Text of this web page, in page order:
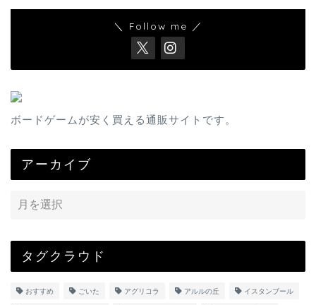
＼ Follow me ／
ボードゲームが安く買える通販サイトです。
アーカイブ
タグクラウド
おすすめ ごいた アグリコラ アルルの丘 イスタンブール